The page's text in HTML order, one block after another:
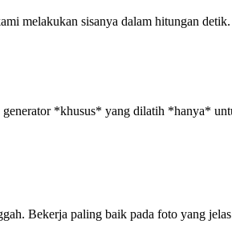
melakukan sisanya dalam hitungan
*khusus* yang dilatih *hanya*
Bekerja paling baik pada foto yang